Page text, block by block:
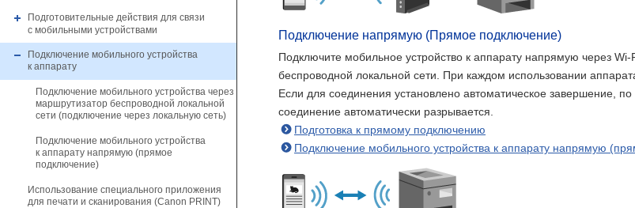
Подготовительные действия для связи
с мобильными устройствами
Подключение мобильного устройства
к аппарату
Подключение мобильного устройства через
маршрутизатор беспроводной локальной
сети (подключение через локальную сеть)
Подключение мобильного устройства
к аппарату напрямую (прямое
подключение)
Использование специального приложения
для печати и сканирования (Canon PRINT)
Подключение напрямую (Прямое подключение)
Подключите мобильное устройство к аппарату напрямую через
беспроводной локальной сети. При каждом использовании
Если для соединения установлено автоматическое завершение,
соединение автоматически разрывается.
Подготовка к прямому подключению
Подключение мобильного устройства к аппарату напрямую